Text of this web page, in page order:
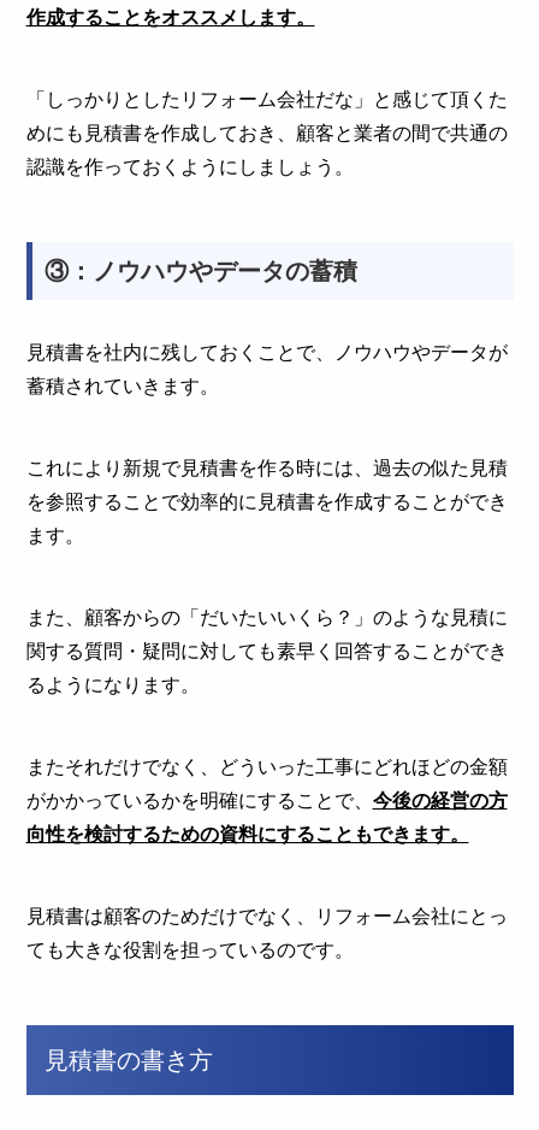
作成することをオススメします。
「しっかりとしたリフォーム会社だな」と感じて頂くた
めにも見積書を作成しておき、顧客と業者の間で共通の
認識を作っておくようにしましょう。
③：ノウハウやデータの蓄積
見積書を社内に残しておくことで、ノウハウやデータが
蓄積されていきます。
これにより新規で見積書を作る時には、過去の似た見積
を参照することで効率的に見積書を作成することができ
ます。
また、顧客からの「だいたいいくら？」のような見積に
関する質問・疑問に対しても素早く回答することができ
るようになります。
またそれだけでなく、どういった工事にどれほどの金額
がかかっているかを明確にすることで、 今後の経営の方
向性を検討するための資料にすることもできます。
見積書は顧客のためだけでなく、リフォーム会社にとっ
ても大きな役割を担っているのです。
見積書の書き方